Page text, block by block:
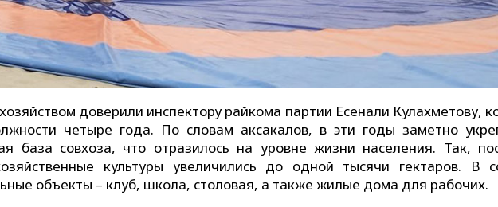
доверили инспектору райкома партии Есенали Кулахметову,
четыре года. По словам аксакалов, в эти годы заметно
база совхоза, что отразилось на уровне жизни населения. Так,
культуры увеличились до одной тысячи гектаров. В
объекты – клуб, школа, столовая, а также жилые дома для рабочих.